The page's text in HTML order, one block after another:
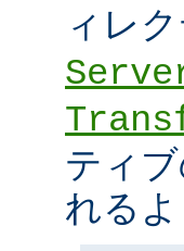
ィレ
ティ
れる